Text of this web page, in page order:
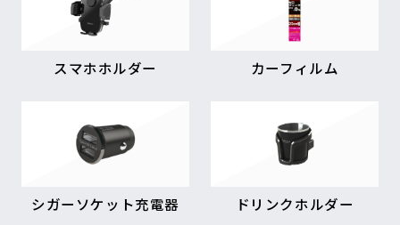
スマホホルダー カーフィルム
シガーソケット充電器 ドリンクホルダー